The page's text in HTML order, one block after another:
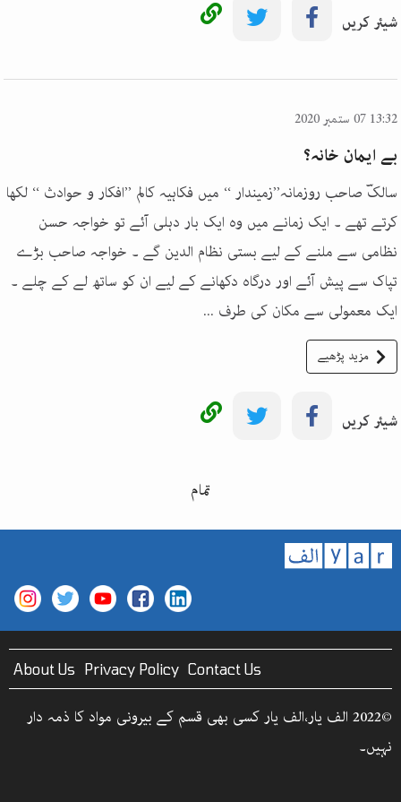
شیئر کریں
13:32 07 ستمبر 2020
بے ایمان خانہ؟
سالکؔ صاحب روزمانہ’’زمیندار ‘‘ میں فکاہیہ کالم ’’افکار و حوادث ‘‘ لکھا
کرتے تھے ۔ ایک زمانے میں وہ ایک بار دہلی آئے تو خواجہ حسن
نظامی سے ملنے کے لیے بستی نظام الدین گے ۔ خواجہ صاحب بڑے
تپاک سے پیش آئے اور درگاہ دکھانے کے لیے ان کو ساتھ لے کے چلے ۔
ایک معمولی سے مکان کی طرف ...
مزید پڑھیے
شیئر کریں
تمام
About Us Privacy Policy Contact Us
©2022 الف یار،الف یار کسی بھی قسم کے بیرونی مواد کا ذمہ دار
نہیں۔